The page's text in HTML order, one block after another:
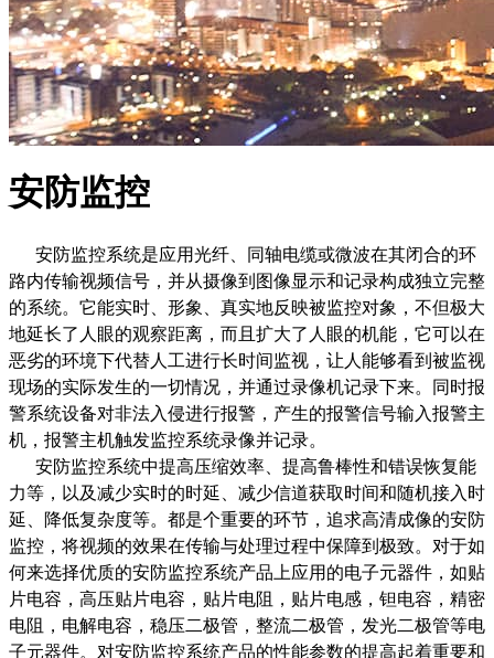
安防监控
安防监控系统是应用光纤、同轴电缆或微波在其闭合的环
路内传输视频信号，并从摄像到图像显示和记录构成独立完整
的系统。它能实时、形象、真实地反映被监控对象，不但极大
地延长了人眼的观察距离，而且扩大了人眼的机能，它可以在
恶劣的环境下代替人工进行长时间监视，让人能够看到被监视
现场的实际发生的一切情况，并通过录像机记录下来。同时报
警系统设备对非法入侵进行报警，产生的报警信号输入报警主
机，报警主机触发监控系统录像并记录。
安防监控系统中提高压缩效率、提高鲁棒性和错误恢复能
力等，以及减少实时的时延、减少信道获取时间和随机接入时
延、降低复杂度等。都是个重要的环节，追求高清成像的安防
监控，将视频的效果在传输与处理过程中保障到极致。对于如
何来选择优质的安防监控系统产品上应用的电子元器件，如贴
片电容，高压贴片电容，贴片电阻，贴片电感，钽电容，精密
电阻，电解电容，稳压二极管，整流二极管，发光二极管等电
子元器件。对安防监控系统产品的性能参数的提高起着重要和